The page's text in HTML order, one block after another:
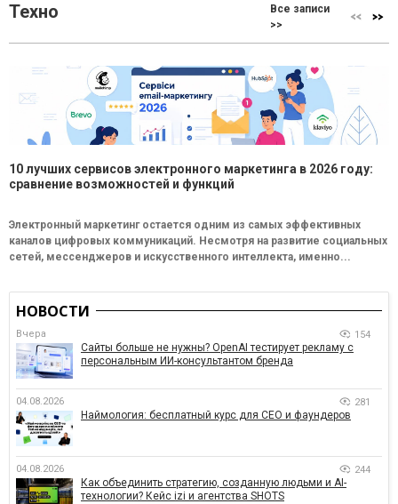
Техно
Все записи
>>
10 лучших сервисов электронного маркетинга в 2026 году:
сравнение возможностей и функций
Электронный маркетинг остается одним из самых эффективных
каналов цифровых коммуникаций. Несмотря на развитие социальных
сетей, мессенджеров и искусственного интеллекта, именно...
НОВОСТИ
Вчера 154
Сайты больше не нужны? OpenAI тестирует рекламу с
персональным ИИ-консультантом бренда
04.08.2026 281
Наймология: бесплатный курс для CEO и фаундеров
04.08.2026 244
Как объединить стратегию, созданную людьми и AI-
технологии? Кейс izi и агентства SHOTS